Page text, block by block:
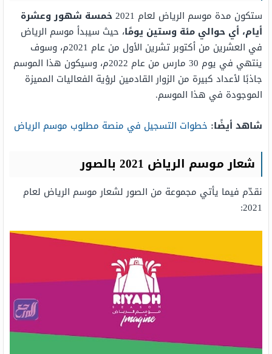
ستكون مدة موسم الرياض لعام 2021
خمسة شهور وعشرة
أيام، أي حوالي مئة وستين يومًا، حيث سيبدأ موسم الرياض
في العشرين من أكتوبر تشرين الأول من عام 2021م، وسوف
ينتهي في يوم 30 مارس من عام 2022م، وسيكون هذا الموسم
جاذبًا لأعداد كبيرة من الزوار القادمين لرؤية الفعاليات المميزة
الموجودة في هذا الموسم.
شاهد أيضًا: خطوات التسجيل في منصة مطلوب موسم الرياض
شعار موسم الرياض 2021 بالصور
نقدّم فيما يأتي مجموعة من الصور لشعار موسم الرياض لعام
2021: